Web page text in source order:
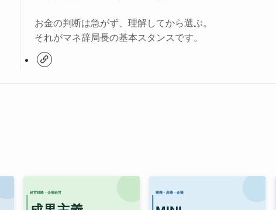
お金の判断は急がず、理解してから選ぶ。
それがマネ辞局長の基本スタンスです。